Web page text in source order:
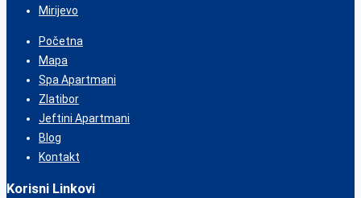
Mirijevo
Početna
Mapa
Spa Apartmani
Zlatibor
Jeftini Apartmani
Blog
Kontakt
Korisni Linkovi